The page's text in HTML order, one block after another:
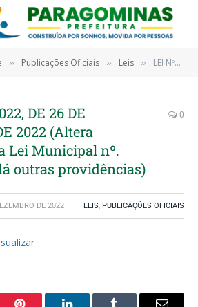
» Publicações Oficiais » Leis » LEI Nº 1101/2022, DE 26 DE DEZEMBRO DE 2022 (Altera dispositivo da Lei Municipal nº. 1.050/2021 e dá outras providências)
DE 26 DE
2022 (Altera
Lei Municipal nº.
outras providências)
0
DE 2022 LEIS, PUBLICAÇÕES OFICIAIS